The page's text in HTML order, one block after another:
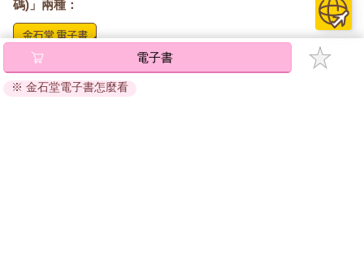
碼)」兩種：
將儲存於會員中心→電子書服務「我的e書櫃」，點選線上
閱讀直接開啟閱讀。
電子書
※ 金石堂電子書怎麼看